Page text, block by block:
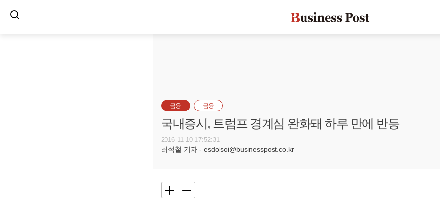
금융 금융
국내증시, 트럼프 경계심 완화돼 하루 만에 반등
2016-11-10 17:52:31
최석철 기자 - esdolsoi@businesspost.co.kr